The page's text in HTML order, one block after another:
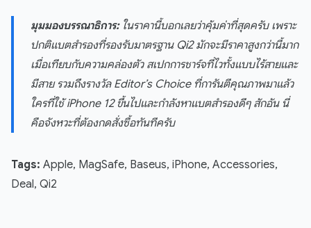
มุมมองบรรณาธิการ:ในราคานี้บอกเลยว่าคุ้มค่าที่สุดครับ เพราะ
ปกติแบตสำรองที่รองรับมาตรฐาน Qi2 มักจะมีราคาสูงกว่านี้มาก
เมื่อเทียบกับความคล่องตัว สเปกการชาร์จที่ไวทั้งแบบไร้สายและ
มีสาย รวมถึงรางวัล Editor’s Choice ที่การันตีคุณภาพมาแล้ว
ใครที่ใช้ iPhone 12 ขึ้นไปและกำลังหาแบตสำรองดีๆ สักอัน นี่
คือจังหวะที่ต้องกดสั่งซื้อทันทีครับ
Tags: Apple, MagSafe, Baseus, iPhone, Accessories,
Deal, Qi2